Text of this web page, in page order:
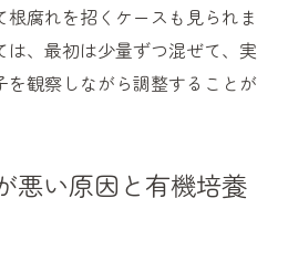
腐れを招くケースも見られま
、最初は少量ずつ混ぜて、実
観察しながら調整することが
悪い原因と有機培養